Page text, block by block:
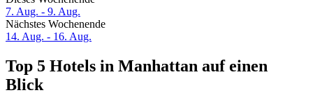
7. Aug. - 9. Aug.
Nächstes Wochenende
14. Aug. - 16. Aug.
Top 5 Hotels in Manhattan auf einen
Blick